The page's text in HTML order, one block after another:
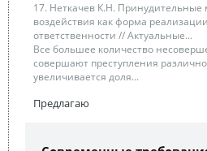
17. Неткачев К.Н. Принудительные
воздействия как форма
ответственности // Актуальные...
Все большее количество
совершают преступления
увеличивается доля...
Предлагаю